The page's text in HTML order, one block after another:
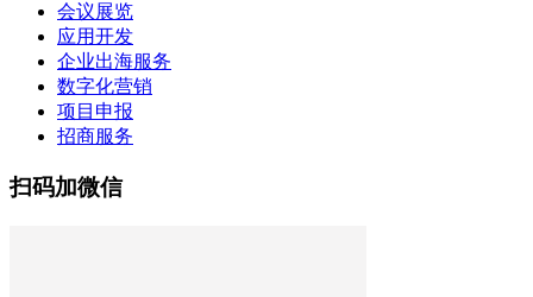
会议展览
应用开发
企业出海服务
数字化营销
项目申报
招商服务
扫码加微信